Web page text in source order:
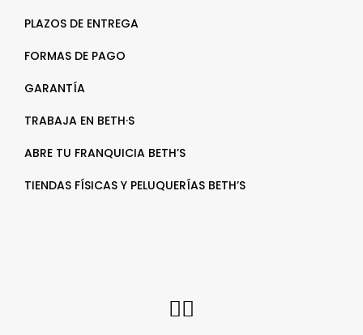
PLAZOS DE ENTREGA
FORMAS DE PAGO
GARANTÍA
TRABAJA EN BETH·S
ABRE TU FRANQUICIA BETH’S
TIENDAS FÍSICAS Y PELUQUERÍAS BETH’S